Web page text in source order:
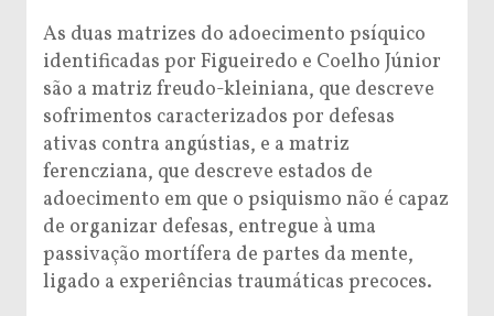
As duas matrizes do adoecimento psíquico
identificadas por Figueiredo e Coelho Júnior
são a matriz freudo-kleiniana, que descreve
sofrimentos caracterizados por defesas
ativas contra angústias, e a matriz
ferencziana, que descreve estados de
adoecimento em que o psiquismo não é capaz
de organizar defesas, entregue à uma
passivação mortífera de partes da mente,
ligado a experiências traumáticas precoces.